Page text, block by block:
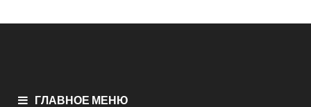
ГЛАВНОЕ МЕНЮ